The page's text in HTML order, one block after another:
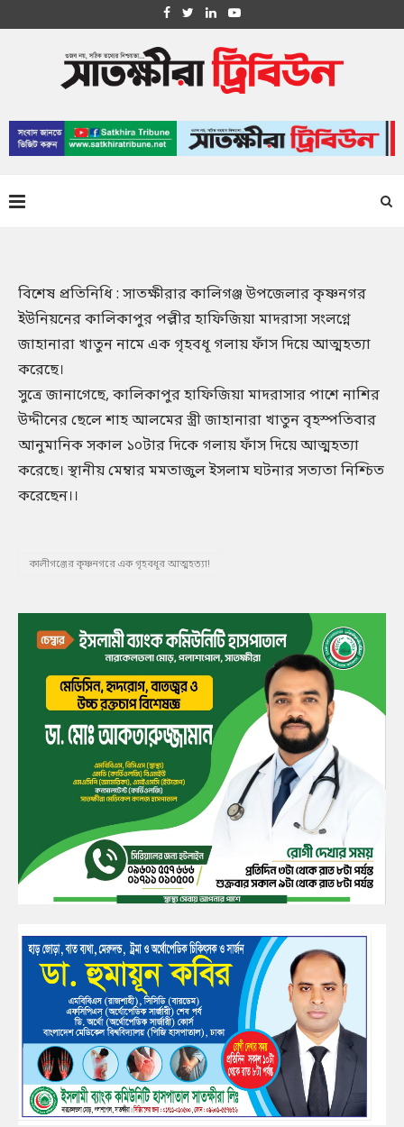
বিশেষ প্রতিনিধি : সাতক্ষীরার কালিগঞ্জ উপজেলার কৃষ্ণনগর
ইউনিয়নের কালিকাপুর পল্লীর হাফিজিয়া মাদরাসা সংলগ্নে
জাহানারা খাতুন নামে এক গৃহবধূ গলায় ফাঁস দিয়ে আত্মহত্যা
করেছে।
সুত্রে জানাগেছে, কালিকাপুর হাফিজিয়া মাদরাসার পাশে নাশির
উদ্দীনের ছেলে শাহ আলমের স্ত্রী জাহানারা খাতুন বৃহস্পতিবার
আনুমানিক সকাল ১০টার দিকে গলায় ফাঁস দিয়ে আত্মহত্যা
করেছে। স্থানীয় মেম্বার মমতাজুল ইসলাম ঘটনার সত্যতা নিশ্চিত
করেছেন।।
কালীগঞ্জের কৃষ্ণনগরে এক গৃহবধূর আত্মহত্যা!